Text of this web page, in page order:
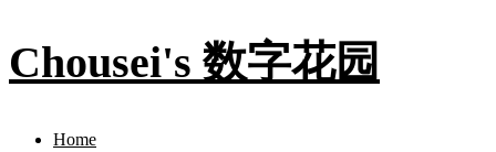
Chousei's 数字花园
Home